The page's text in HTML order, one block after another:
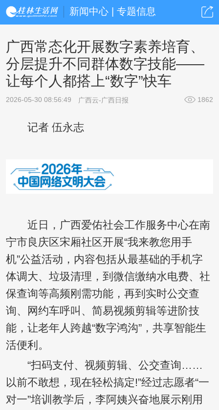
新闻中心 | 专题信息
广西常态化开展数字素养培育、
分层提升不同群体数字技能——
让每个人都搭上“数字”快车
2026-05-30 08:56:49 广西云-广西日报 1862
记者 伍永志
近日，广西爱佑社会工作服务中心在南
宁市良庆区宋厢社区开展“我来教您用手
机”公益活动，内容包括从最基础的手机字
体调大、垃圾清理，到微信缴纳水电费、社
保查询等高频刚需功能，再到实时公交查
询、网约车呼叫、简易视频剪辑等进阶技
能，让老年人跨越“数字鸿沟”，共享智能生
活便利。
“扫码支付、视频剪辑、公交查询……
以前不敢想，现在轻松搞定!”经过志愿者“一
对一”培训教学后，李阿姨兴奋地展示刚用